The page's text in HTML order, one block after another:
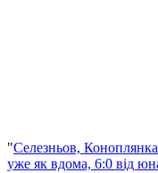
"Селезньов,
уже як вдома, 6:0 від